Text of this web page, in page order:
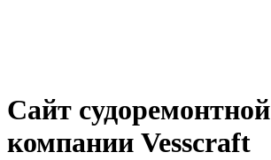
Сайт судоремонтной
компании Vesscraft